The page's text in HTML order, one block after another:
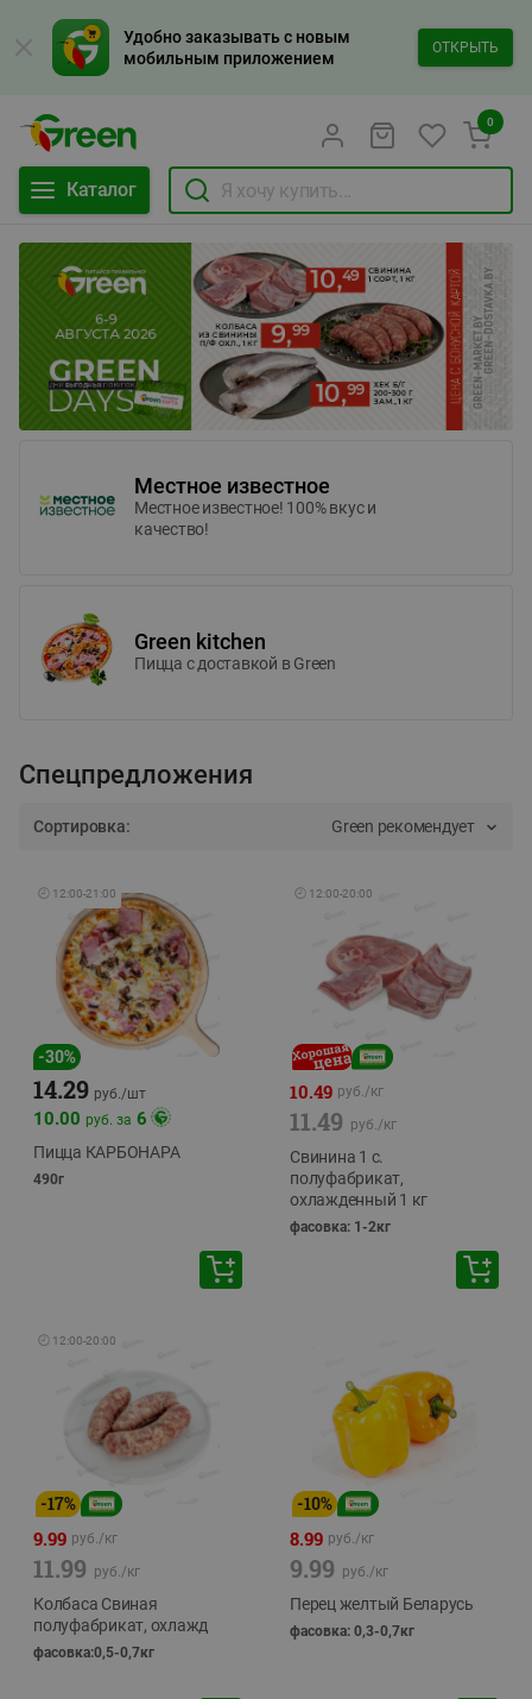
Удобно заказывать с новым
мобильным приложением
ОТКРЫТЬ
Каталог
0
Местное известное
Местное известное! 100% вкус и
качество!
Green kitchen
Пицца c доставкой в Green
Спецпредложения
Сортировка: Green рекомендует
🕘 12:00-21:00
-30%
14.29 руб./шт
10.00 руб. за 6
Пицца КАРБОНАРА
490г
🕘 12:00-20:00
10.49 руб./кг
11.49 руб./кг
Свинина 1 с.
полуфабрикат,
охлажденный 1 кг
фасовка: 1-2кг
🕘 12:00-20:00
-17%
9.99 руб./кг
11.99 руб./кг
Колбаса Свиная
полуфабрикат, охлажд
фасовка:0,5-0,7кг
-10%
8.99 руб./кг
9.99 руб./кг
Перец желтый Беларусь
фасовка: 0,3-0,7кг